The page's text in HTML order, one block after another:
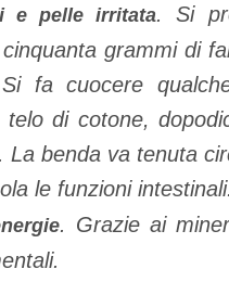
e pelle irritata. Si
grammi di
fa cuocere
di cotone,
La benda va tenuta
le funzioni intestinali.
. Grazie ai